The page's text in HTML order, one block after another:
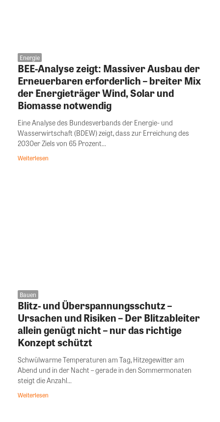
Energie
BEE-Analyse zeigt: Massiver Ausbau der
Erneuerbaren erforderlich – breiter Mix
der Energieträger Wind, Solar und
Biomasse notwendig
Eine Analyse des Bundesverbands der Energie- und
Wasserwirtschaft (BDEW) zeigt, dass zur Erreichung des
2030er Ziels von 65 Prozent...
Weiterlesen
Bauen
Blitz- und Überspannungsschutz –
Ursachen und Risiken – Der Blitzableiter
allein genügt nicht – nur das richtige
Konzept schützt
Schwülwarme Temperaturen am Tag, Hitzegewitter am
Abend und in der Nacht – gerade in den Sommermonaten
steigt die Anzahl...
Weiterlesen